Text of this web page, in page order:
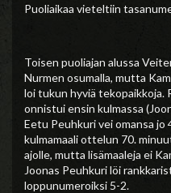
Puoliaikaa vieteltiin
Toisen puoliajan alussa
Nurmen osumalla, mutta
loi tukun hyviä tekopaikkoja.
onnistui ensin kulmassa
Eetu Peuhkuri vei omansa
kulmamaali ottelun 70.
ajolle, mutta lisämaaleja ei
Joonas Peuhkuri löi
loppunumeroiksi 5-2.